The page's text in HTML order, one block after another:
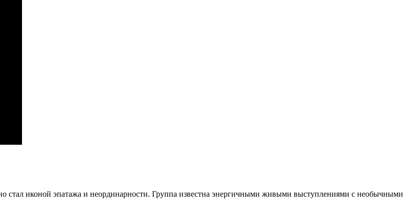
стал иконой эпатажа и неординарности. Группа известна энергичными живыми выступлениями с необычными